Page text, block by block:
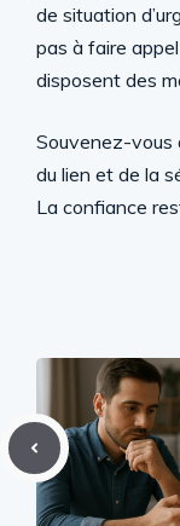
de situation
pas à faire
disposent des
Souvenez-vous
du lien et de la
La confiance